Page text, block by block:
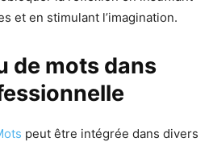
et en stimulant l’imagination.
de mots dans
peut être intégrée dans divers